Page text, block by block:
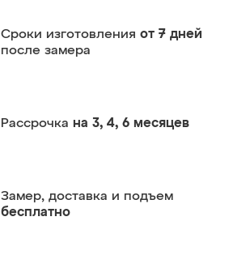
Сроки изготовления от 7 дней
после замера
Рассрочка на 3, 4, 6 месяцев
Замер, доставка и подъем
бесплатно